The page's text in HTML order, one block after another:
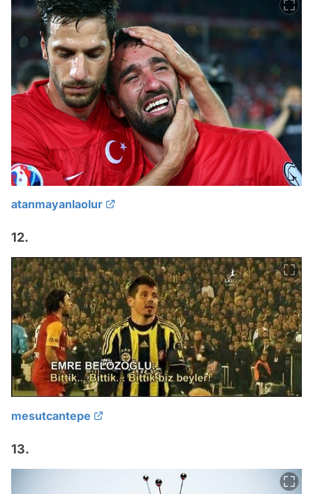
atanmayanlaolur
12.
mesutcantepe
13.